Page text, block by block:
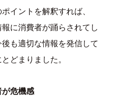
イントを解釈すれば、
報に消費者が踊らされてし
も適切な情報を発信して
どまりました。
危機感